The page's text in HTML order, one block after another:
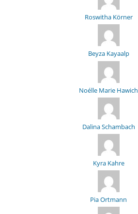
Roswitha Körner
Beyza Kayaalp
Noélle Marie Hawich
Dalina Schambach
Kyra Kahre
Pia Ortmann